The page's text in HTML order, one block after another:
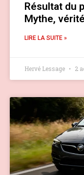
Résultat du
Mythe,
LIRE LA SUITE »
Hervé Lessage 2